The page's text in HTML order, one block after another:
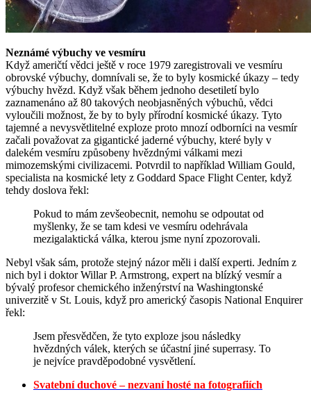
Neznámé výbuchy ve vesmíru
Když američtí vědci ještě v roce 1979 zaregistrovali ve vesmíru
obrovské výbuchy, domnívali se, že to byly kosmické úkazy – tedy
výbuchy hvězd. Když však během jednoho desetiletí bylo
zaznamenáno až 80 takových neobjasněných výbuchů, vědci
vyloučili možnost, že by to byly přírodní kosmické úkazy. Tyto
tajemné a nevysvětlitelné exploze proto mnozí odborníci na vesmír
začali považovat za gigantické jaderné výbuchy, které byly v
dalekém vesmíru způsobeny hvězdnými válkami mezi
mimozemskými civilizacemi. Potvrdil to například William Gould,
specialista na kosmické lety z Goddard Space Flight Center, když
tehdy doslova řekl:
Pokud to mám zevšeobecnit, nemohu se odpoutat od
myšlenky, že se tam kdesi ve vesmíru odehrávala
mezigalaktická válka, kterou jsme nyní zpozorovali.
Nebyl však sám, protože stejný názor měli i další experti. Jedním z
nich byl i doktor Willar P. Armstrong, expert na blízký vesmír a
bývalý profesor chemického inženýrství na Washingtonské
univerzitě v St. Louis, když pro americký časopis National Enquirer
řekl:
Jsem přesvědčen, že tyto exploze jsou následky
hvězdných válek, kterých se účastní jiné superrasy. To
je nejvíce pravděpodobné vysvětlení.
Svatební duchové – nezvaní hosté na fotografiích